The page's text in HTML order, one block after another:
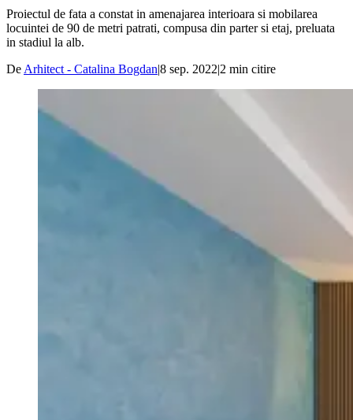
Proiectul de fata a constat in amenajarea interioara si mobilarea
locuintei de 90 de metri patrati, compusa din parter si etaj, preluata
in stadiul la alb.
De Arhitect - Catalina Bogdan|8 sep. 2022|2 min citire